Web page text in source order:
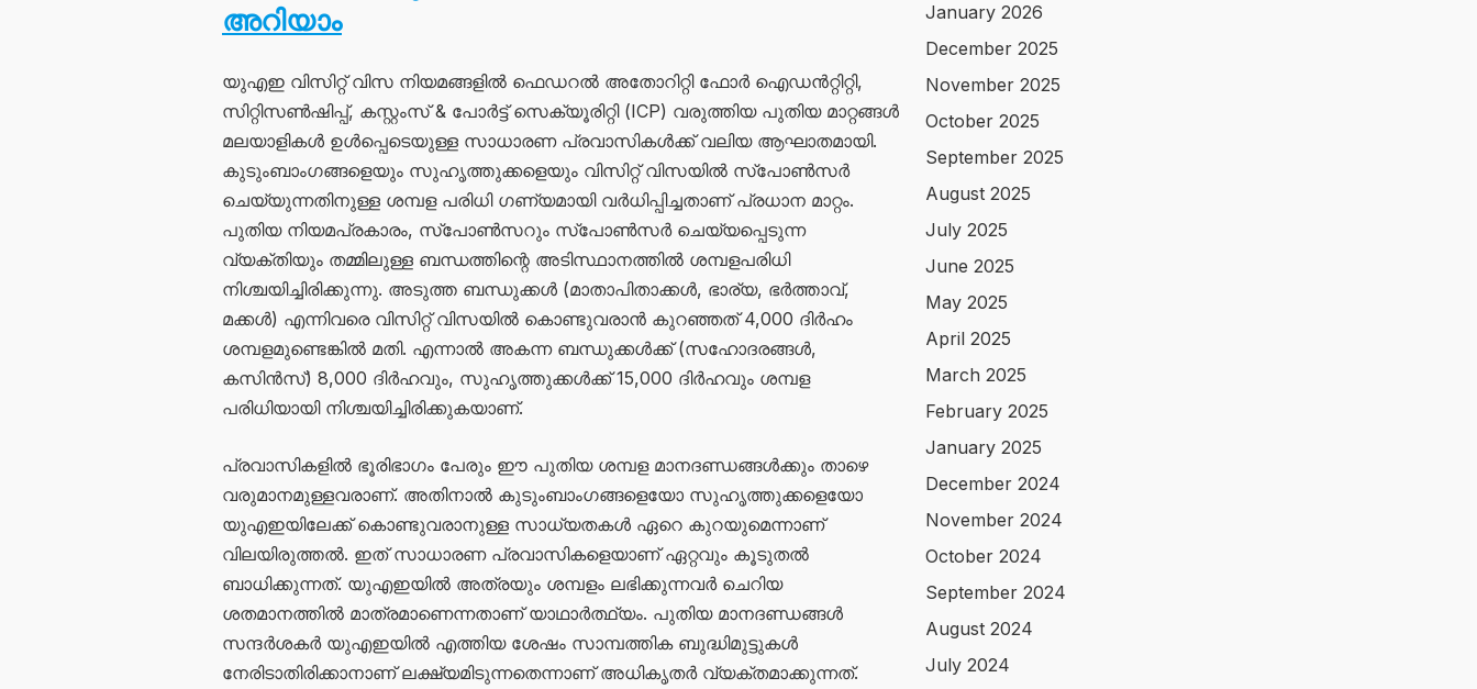
അറിയാം
യുഎഇ വിസിറ്റ് വിസ നിയമങ്ങളിൽ ഫെഡറൽ അതോറിറ്റി ഫോർ ഐഡൻറ്റിറ്റി,
സിറ്റിസൺഷിപ്പ്, കസ്റ്റംസ് & പോർട്ട് സെക്യൂരിറ്റി (ICP) വരുത്തിയ പുതിയ മാറ്റങ്ങൾ
മലയാളികൾ ഉൾപ്പെടെയുള്ള സാധാരണ പ്രവാസികൾക്ക് വലിയ ആഘാതമായി.
കുടുംബാംഗങ്ങളെയും സുഹൃത്തുക്കളെയും വിസിറ്റ് വിസയിൽ സ്പോൺസർ
ചെയ്യുന്നതിനുള്ള ശമ്പള പരിധി ഗണ്യമായി വർധിപ്പിച്ചതാണ് പ്രധാന മാറ്റം.
പുതിയ നിയമപ്രകാരം, സ്പോൺസറും സ്പോൺസർ ചെയ്യപ്പെടുന്ന
വ്യക്തിയും തമ്മിലുള്ള ബന്ധത്തിന്റെ അടിസ്ഥാനത്തിൽ ശമ്പളപരിധി
നിശ്ചയിച്ചിരിക്കുന്നു. അടുത്ത ബന്ധുക്കൾ (മാതാപിതാക്കൾ, ഭാര്യ, ഭർത്താവ്,
മക്കൾ) എന്നിവരെ വിസിറ്റ് വിസയിൽ കൊണ്ടുവരാൻ കുറഞ്ഞത് 4,000 ദിർഹം
ശമ്പളമുണ്ടെങ്കിൽ മതി. എന്നാൽ അകന്ന ബന്ധുക്കൾക്ക് (സഹോദരങ്ങൾ,
കസിൻസ്) 8,000 ദിർഹവും, സുഹൃത്തുക്കൾക്ക് 15,000 ദിർഹവും ശമ്പള
പരിധിയായി നിശ്ചയിച്ചിരിക്കുകയാണ്.
പ്രവാസികളിൽ ഭൂരിഭാഗം പേരും ഈ പുതിയ ശമ്പള മാനദണ്ഡങ്ങൾക്കും താഴെ
വരുമാനമുള്ളവരാണ്. അതിനാൽ കുടുംബാംഗങ്ങളെയോ സുഹൃത്തുക്കളെയോ
യുഎഇയിലേക്ക് കൊണ്ടുവരാനുള്ള സാധ്യതകൾ ഏറെ കുറയുമെന്നാണ്
വിലയിരുത്തൽ. ഇത് സാധാരണ പ്രവാസികളെയാണ് ഏറ്റവും കൂടുതൽ
ബാധിക്കുന്നത്. യുഎഇയിൽ അത്രയും ശമ്പളം ലഭിക്കുന്നവർ ചെറിയ
ശതമാനത്തിൽ മാത്രമാണെന്നതാണ് യാഥാർത്ഥ്യം. പുതിയ മാനദണ്ഡങ്ങൾ
സന്ദർശകർ യുഎഇയിൽ എത്തിയ ശേഷം സാമ്പത്തിക ബുദ്ധിമുട്ടുകൾ
നേരിടാതിരിക്കാനാണ് ലക്ഷ്യമിടുന്നതെന്നാണ് അധികൃതർ വ്യക്തമാക്കുന്നത്.
January 2026
December 2025
November 2025
October 2025
September 2025
August 2025
July 2025
June 2025
May 2025
April 2025
March 2025
February 2025
January 2025
December 2024
November 2024
October 2024
September 2024
August 2024
July 2024